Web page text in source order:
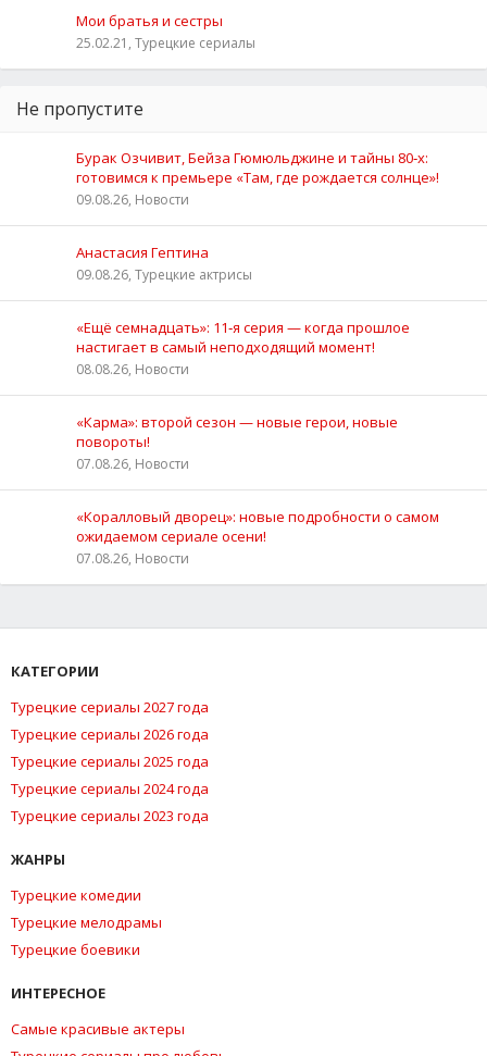
Мои братья и сестры
25.02.21, Турецкие сериалы
Не пропустите
Бурак Озчивит, Бейза Гюмюльджине и тайны 80‑х:
готовимся к премьере «Там, где рождается солнце»!
09.08.26, Новости
Анастасия Гептина
09.08.26, Турецкие актрисы
«Ещё семнадцать»: 11‑я серия — когда прошлое
настигает в самый неподходящий момент!
08.08.26, Новости
«Карма»: второй сезон — новые герои, новые
повороты!
07.08.26, Новости
«Коралловый дворец»: новые подробности о самом
ожидаемом сериале осени!
07.08.26, Новости
КАТЕГОРИИ
Турецкие сериалы 2027 года
Турецкие сериалы 2026 года
Турецкие сериалы 2025 года
Турецкие сериалы 2024 года
Турецкие сериалы 2023 года
ЖАНРЫ
Турецкие комедии
Турецкие мелодрамы
Турецкие боевики
ИНТЕРЕСНОЕ
Самые красивые актеры